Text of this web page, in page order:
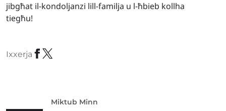
jibgħat il-kondoljanzi lill-familja u l-ħbieb kollha
tiegħu!
Ixxerja
Miktub Minn